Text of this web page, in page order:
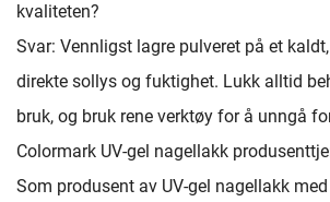
kvaliteten?
Svar: Vennligst lagre pulveret på et
direkte sollys og fuktighet. Lukk alltid
bruk, og bruk rene verktøy for å unngå
Colormark UV-gel nagellakk
Som produsent av UV-gel nagellakk